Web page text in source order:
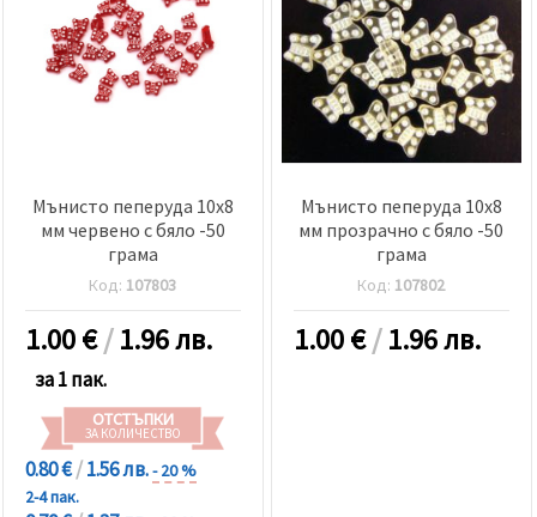
Мънисто пеперуда 10x8
мм червено с бяло -50
грама
Код: 107803
1.00€/1.96 лв.
за 1 пак.
ОТСТЪПКИ
ЗА КОЛИЧЕСТВО
0.80 €/1.56 лв.- 20 %
2-4 пак.
Мънисто пеперуда 10x8
мм прозрачно с бяло -50
грама
Код: 107802
1.00€/1.96 лв.